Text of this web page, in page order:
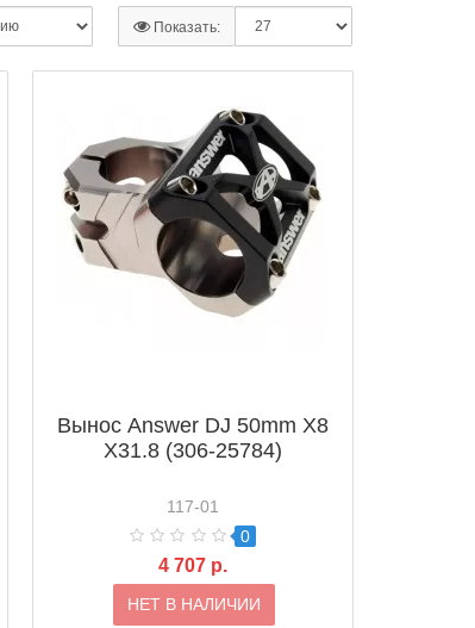
Показать:
Вынос Answer DJ 50mm X8
X31.8 (306-25784)
117-01
0
4 707 р.
НЕТ В НАЛИЧИИ